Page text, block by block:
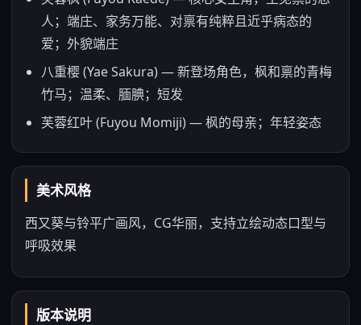
人；端庄、家务万能、对禀有纯粹且近乎病态的
爱；外貌端庄
八重樱 (Yae Sakura) — 新登场角色，枫和禀的青梅
竹马；温柔、腼腆；短发
芙蓉红叶 (Fuyou Momiji) — 枫的母亲；年轻姿态
美术风格
西又葵与铃平广画风，CG华丽，支持立绘动态口型与
呼吸效果
版本说明